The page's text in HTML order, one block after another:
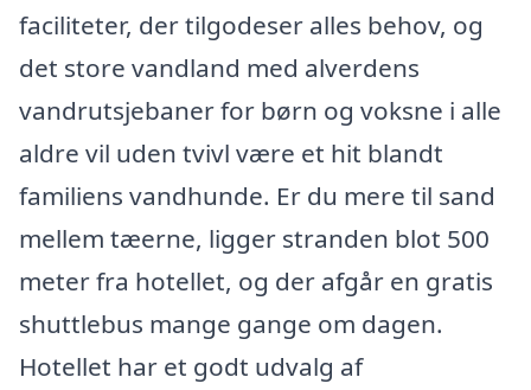
faciliteter, der tilgodeser alles behov, og
det store vandland med alverdens
vandrutsjebaner for børn og voksne i alle
aldre vil uden tvivl være et hit blandt
familiens vandhunde. Er du mere til sand
mellem tæerne, ligger stranden blot 500
meter fra hotellet, og der afgår en gratis
shuttlebus mange gange om dagen.
Hotellet har et godt udvalg af